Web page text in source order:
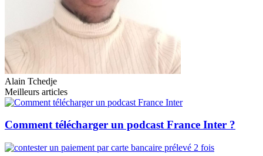
Alain Tchedje
Meilleurs articles
Comment télécharger un podcast France Inter ?